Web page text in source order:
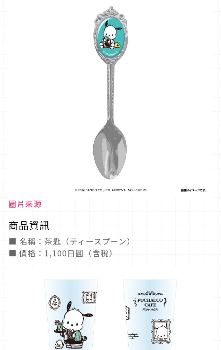
圖片來源
商品資訊
■ 名稱：茶匙（ティースプーン）
■ 價格：1,100日圓（含稅）